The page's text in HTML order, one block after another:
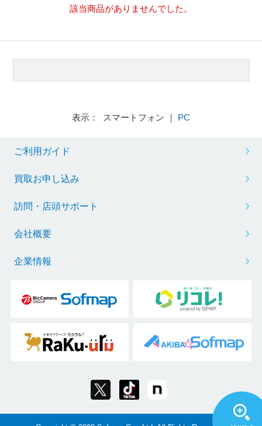
該当商品がありませんでした。
表示： スマートフォン ｜ PC
ご利用ガイド
買取お申し込み
訪問・店頭サポート
会社概要
企業情報